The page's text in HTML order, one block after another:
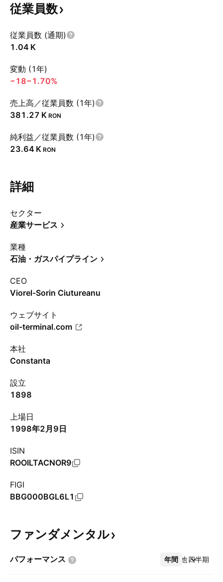
従業員数
従業員数 (通期)
‪1.04 K‬
変動 (1年)
−18−1.70%
売上高／従業員数 (1年)
‪381.27 K‬ RON
純利益／従業員数 (1年)
‪23.64 K‬ RON
詳細
セクター
産業サービス
業種
石油・ガスパイプライン
CEO
Viorel-Sorin Ciutureanu
ウェブサイト
oil-terminal.com
本社
Constanta
設立
1898
上場日
1998年2月9日
ISIN
ROOILTACNOR9
FIGI
BBG000BGL6L1
ファンダメンタル
パフォーマンス 年間 四半期
その他